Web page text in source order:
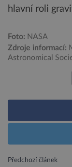
hlavní roli
Foto: NASA
Zdroje informací:
Astronomical
Předchozí článek